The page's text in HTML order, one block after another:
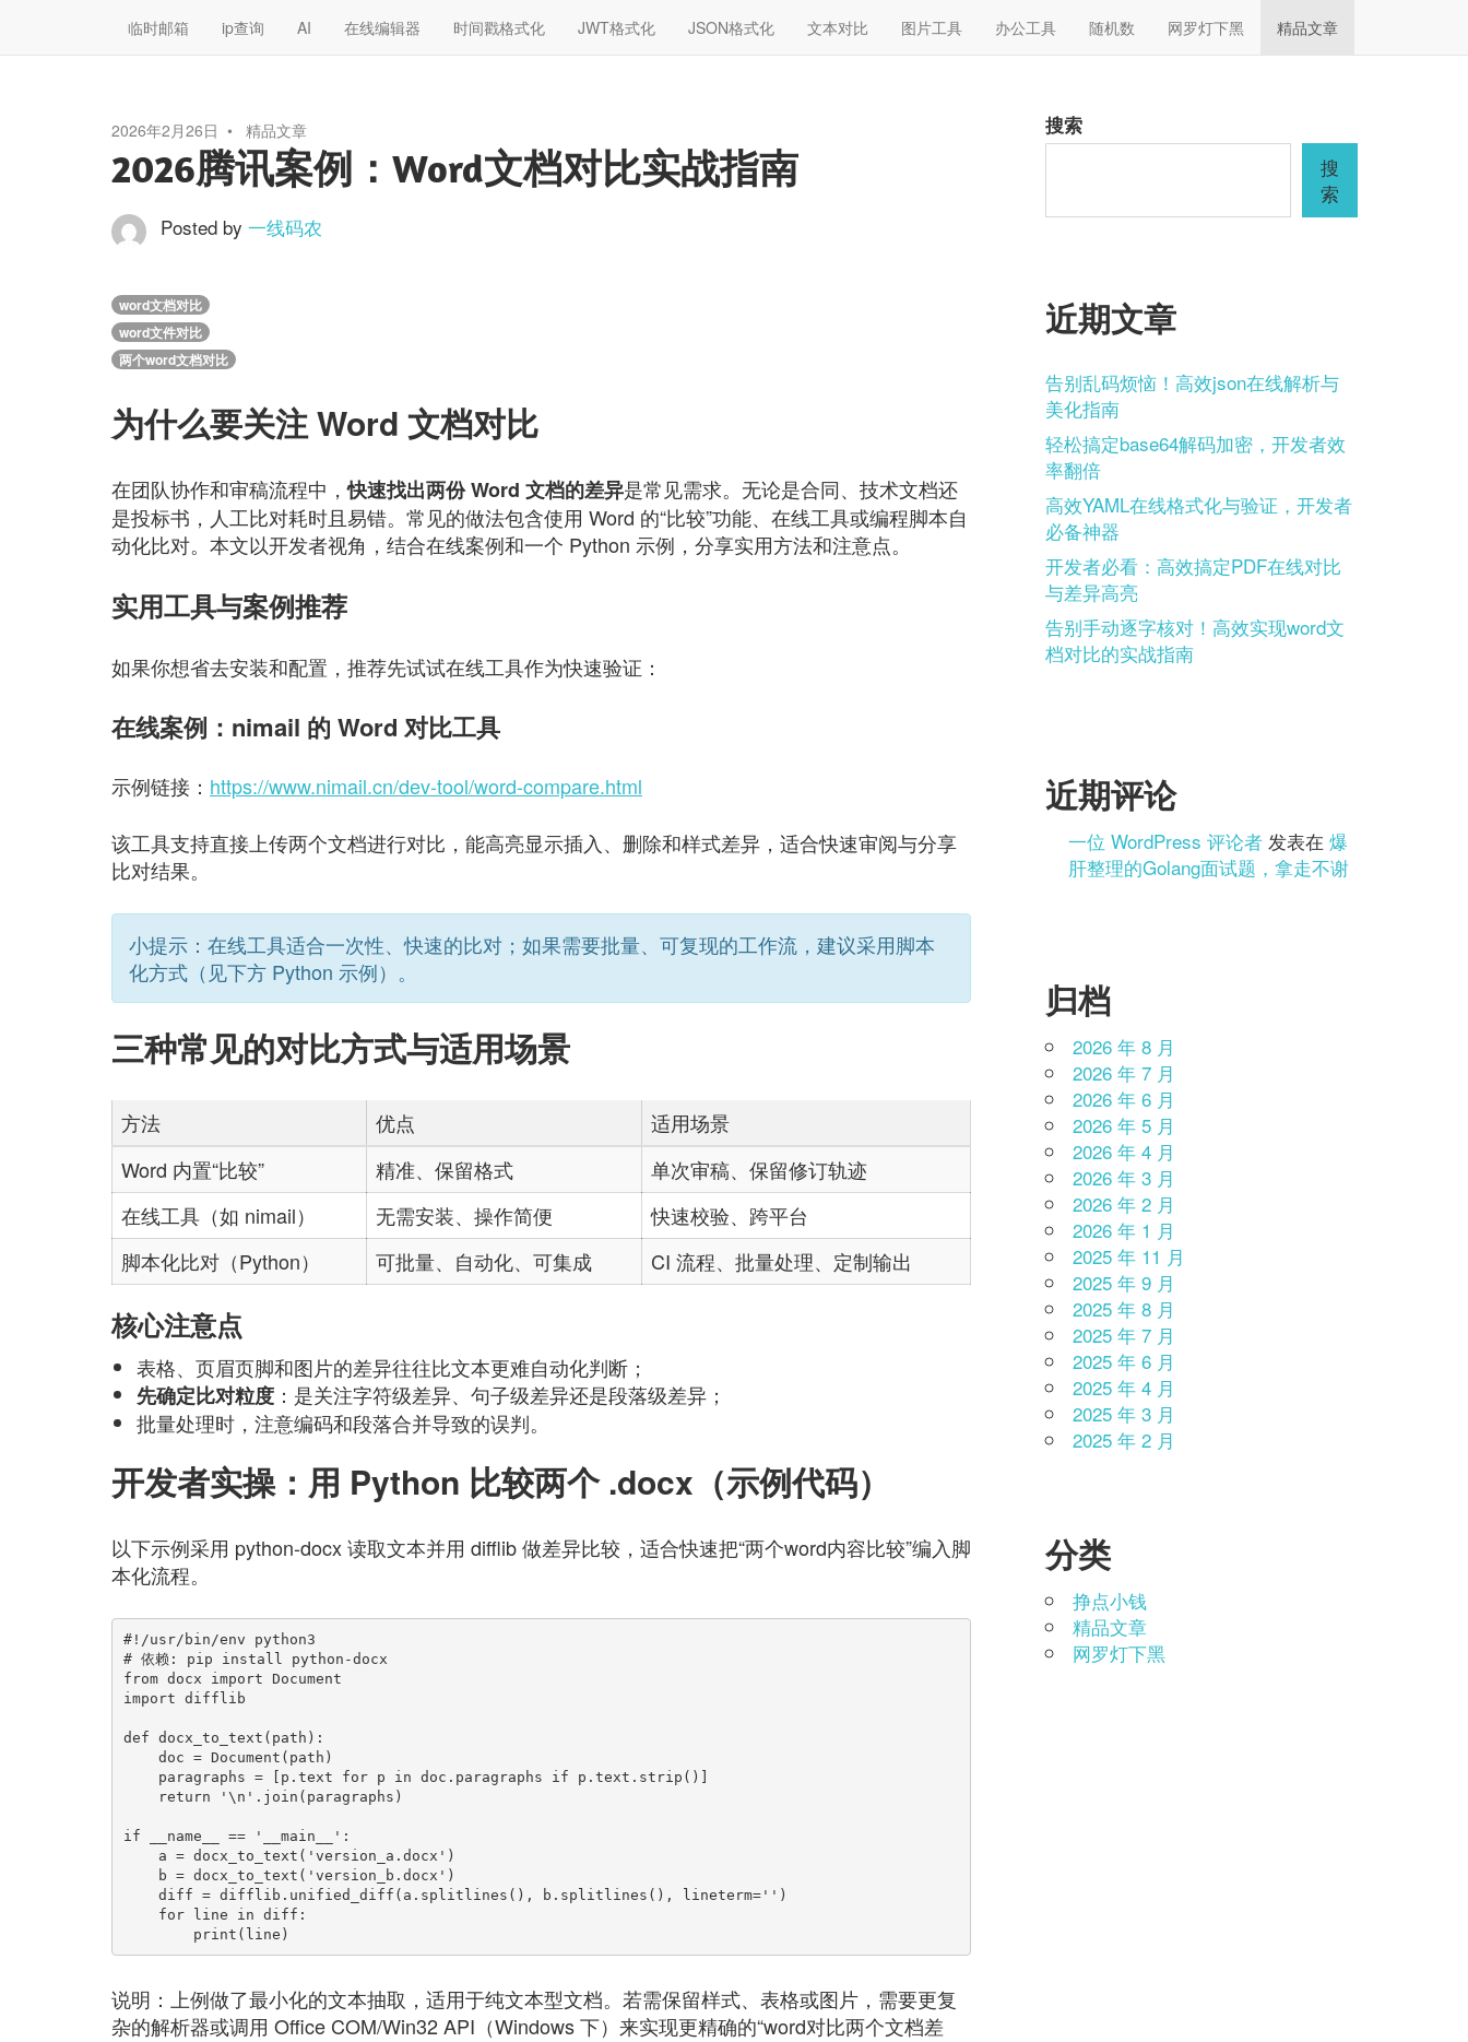
临时邮箱 ip查询 AI 在线编辑器 时间戳格式化 JWT格式化 JSON格式化 文本对比 图片工具 办公工具 随机数 网罗灯下黑 精品文章
2026年2月26日 精品文章
2026腾讯案例：Word文档对比实战指南
Posted by 一线码农
word文档对比
word文件对比
两个word文档对比
为什么要关注 Word 文档对比
在团队协作和审稿流程中，快速找出两份 Word 文档的差异是常见需求。无论是合同、技术文档还
是投标书，人工比对耗时且易错。常见的做法包含使用 Word 的“比较”功能、在线工具或编程脚本自
动化比对。本文以开发者视角，结合在线案例和一个 Python 示例，分享实用方法和注意点。
实用工具与案例推荐
如果你想省去安装和配置，推荐先试试在线工具作为快速验证：
在线案例：nimail 的 Word 对比工具
示例链接： https://www.nimail.cn/dev-tool/word-compare.html
该工具支持直接上传两个文档进行对比，能高亮显示插入、删除和样式差异，适合快速审阅与分享
比对结果。
小提示：在线工具适合一次性、快速的比对；如果需要批量、可复现的工作流，建议采用脚本
化方式（见下方 Python 示例）。
三种常见的对比方式与适用场景
方法 优点
适用场景
Word 内置“比较”
精准、保留格式
单次审稿、保留修订轨迹
在线工具（如 nimail）
无需安装、操作简便
快速校验、跨平台
脚本化比对（Python）
可批量、自动化、可集成 CI 流程、批量处理、定制输出
核心注意点
表格、页眉页脚和图片的差异往往比文本更难自动化判断；
先确定比对粒度：是关注字符级差异、句子级差异还是段落级差异；
批量处理时，注意编码和段落合并导致的误判。
开发者实操：用 Python 比较两个 .docx（示例代码）
以下示例采用 python-docx 读取文本并用 difflib 做差异比较，适合快速把“两个word内容比较”编入脚
本化流程。
#!/usr/bin/env python3
# 依赖: pip install python-docx
from docx import Document
import difflib
def docx_to_text(path):
if __name__ == '__main__':
说明：上例做了最小化的文本抽取，适用于纯文本型文档。若需保留样式、表格或图片，需要更复
杂的解析器或调用 Office COM/Win32 API（Windows 下）来实现更精确的“word对比两个文档差
搜索
搜
索
近期文章
告别乱码烦恼！高效json在线解析与
美化指南
轻松搞定base64解码加密，开发者效
率翻倍
高效YAML在线格式化与验证，开发者
必备神器
开发者必看：高效搞定PDF在线对比
与差异高亮
告别手动逐字核对！高效实现word文
档对比的实战指南
近期评论
一位 WordPress 评论者 发表在爆
肝整理的Golang面试题，拿走不谢
归档
2026 年 8 月
2026 年 7 月
2026 年 6 月
2026 年 5 月
2026 年 4 月
2026 年 3 月
2026 年 2 月
2026 年 1 月
2025 年 11 月
2025 年 9 月
2025 年 8 月
2025 年 7 月
2025 年 6 月
2025 年 4 月
2025 年 3 月
2025 年 2 月
分类
挣点小钱
精品文章
网罗灯下黑